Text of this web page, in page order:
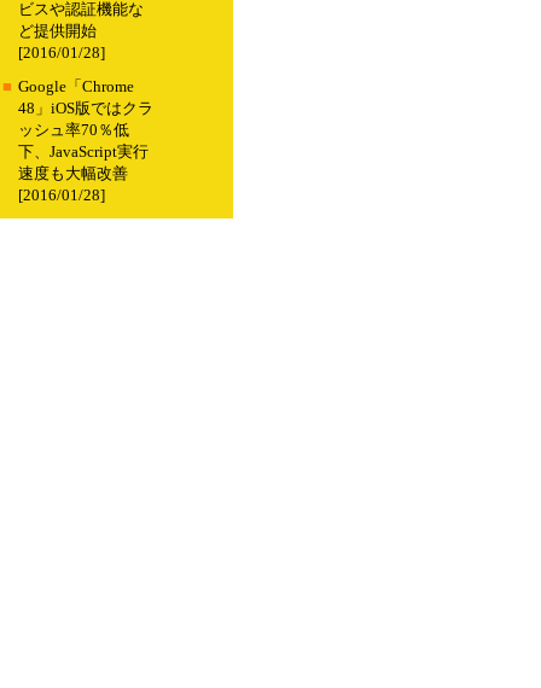
ビスや認証機能な
ど提供開始
[2016/01/28]
■ Google「Chrome
48」iOS版ではクラ
ッシュ率70％低
下、JavaScript実行
速度も大幅改善
[2016/01/28]